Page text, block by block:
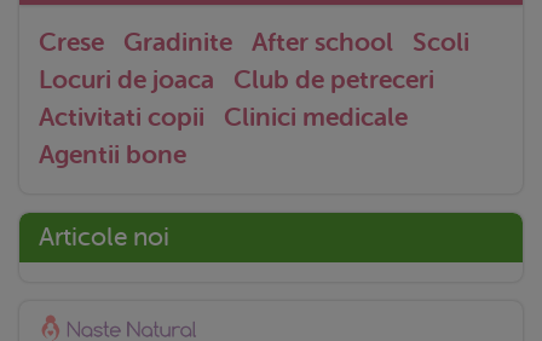
Crese Gradinite After school
Scoli
Locuri de joaca
Club de petreceri
Activitati copii
Clinici medicale
Agentii bone
Articole noi